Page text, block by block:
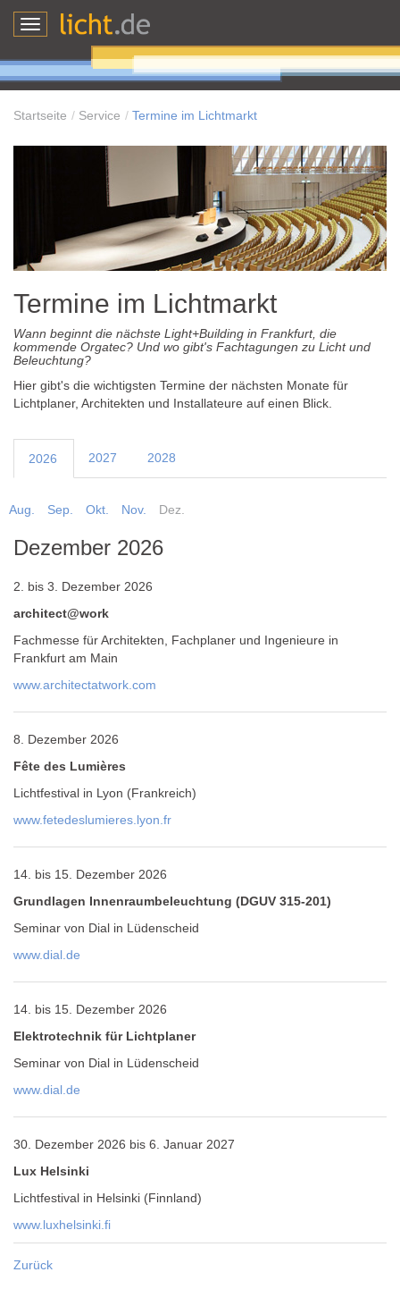
Toggle
Startseite Service Termine im Lichtmarkt
Termine im Lichtmarkt
Wann beginnt die nächste Light+Building in Frankfurt, die
kommende Orgatec? Und wo gibt's Fachtagungen zu Licht und
Beleuchtung?
Hier gibt's die wichtigsten Termine der nächsten Monate für
Lichtplaner, Architekten und Installateure auf einen Blick.
2026 2027 2028
Aug. Sep. Okt. Nov. Dez.
Dezember 2026
2. bis 3. Dezember 2026
architect@work
Fachmesse für Architekten, Fachplaner und Ingenieure in
Frankfurt am Main
www.architectatwork.com
8. Dezember 2026
Fête des Lumières
Lichtfestival in Lyon (Frankreich)
www.fetedeslumieres.lyon.fr
14. bis 15. Dezember 2026
Grundlagen Innenraumbeleuchtung (DGUV 315-201)
Seminar von Dial in Lüdenscheid
www.dial.de
14. bis 15. Dezember 2026
Elektrotechnik für Lichtplaner
Seminar von Dial in Lüdenscheid
www.dial.de
30. Dezember 2026 bis 6. Januar 2027
Lux Helsinki
Lichtfestival in Helsinki (Finnland)
www.luxhelsinki.fi
Zurück